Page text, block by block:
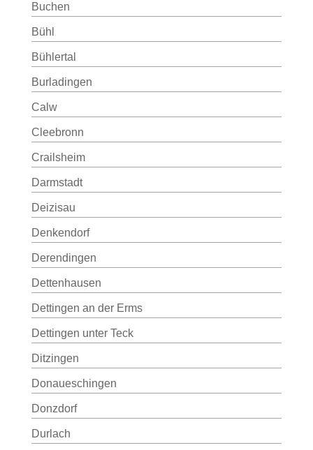
Buchen
Bühl
Bühlertal
Burladingen
Calw
Cleebronn
Crailsheim
Darmstadt
Deizisau
Denkendorf
Derendingen
Dettenhausen
Dettingen an der Erms
Dettingen unter Teck
Ditzingen
Donaueschingen
Donzdorf
Durlach